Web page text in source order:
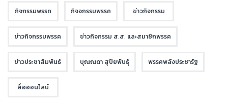
กิจกรรมพรรค กิจจกรรมพรรค ข่าวกิจกรรม
ข่าวกิจกรรมพรรค ข่าวกิจกรรม ส.ส. และสมาชิกพรรค
ข่าวประชาสัมพันธ์ บุณณดา สุปิยพันธุ์ พรรคพลังประชารัฐ
สื่อออนไลน์